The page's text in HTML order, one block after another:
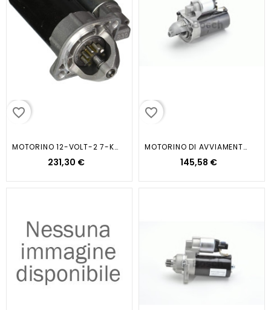
favorite_border
MOTORINO 12-VOLT-2 7-KW/D 9 DENTI
231,30 €
favorite_border
MOTORINO DI AVVIAMENTO 12V 2.5KW...
145,58 €